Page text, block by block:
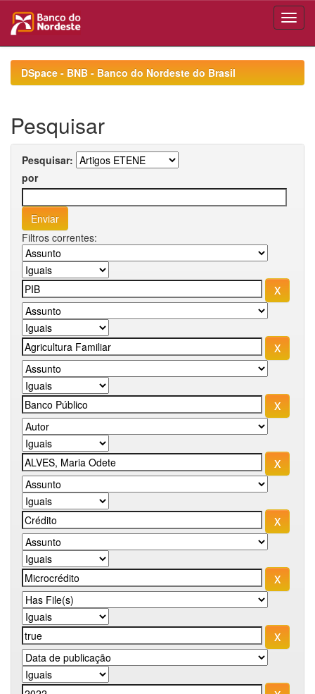
navigationDSpace - BNB - Banco do Nordeste do Brasil
Pesquisar
Pesquisar:
por
Filtros correntes: